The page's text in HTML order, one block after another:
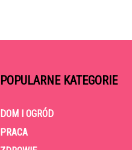
POPULARNE KATEGORIE
DOM I OGRÓD
PRACA